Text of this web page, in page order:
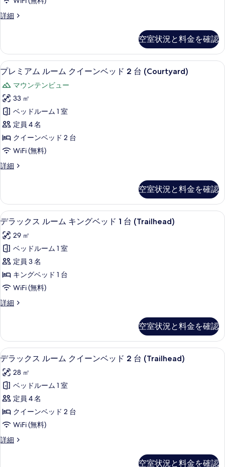
る
台
の
て
の
写
真
を
表
示
す
る
ド
2
台
細
ム
グ
ベ
ッ
ド
1
台
マ
ウ
ン
テ
ュ
ー
(Courtyard)
の
す
べ
て
写
を
表
示
す
る
詳細
プ
ム
ル
ー
キ
ン
グ
ベ
ッ
ド
台
マ
ウ
ン
ビ
ュ
ー
(Courtyard)
の
詳
細
空室状況と料金を確認
プ
レ
ミ
ア
ム
ル
ー
ク
ー
ン
ベ
ッ
ド
2
台
(Courtyard)
の
て
の
写
真
を
表
示
す
る
プレミアム ルーム クイーンベッド
5
プレミアム ルーム クイーンベッド 2 台 (Courtyard)
マウンテンビュー
33 ㎡
ベッドルーム 1 室
定員 4 名
クイーンベッド 2 台
WiFi (無料)
詳細
プ
ム
ル
ー
ク
イ
ー
ン
ベ
ッ
ド
2
詳
細
空室状況と料金を確認
デ
ラ
ッ
ク
ス
ル
ム
ン
グ
ベ
ッ
ド
1
台
(Trailhead)
の
デラックス ルーム キングベッド 1
5
デラックス ルーム キングベッド 1 台 (Trailhead)
29 ㎡
ベッドルーム 1 室
定員 3 名
キングベッド 1 台
WiFi (無料)
詳細
デ
ス
ル
ー
キ
ン
グ
ベ
ッ
ド
台
空室状況と料金を確認
デ
ラ
ッ
ク
ス
ル
ム
高級寝具、セーフティボックス (室
5
デラックス ルーム クイーンベッド 2 台 (Trailhead)
28 ㎡
ベッドルーム 1 室
定員 4 名
クイーンベッド 2 台
WiFi (無料)
詳細
デ
空室状況と料金を確認